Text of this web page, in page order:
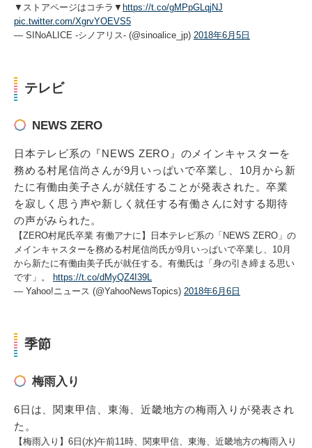
▼ストアページはコチラ▼ https://t.co/gMPpGLqjNJ
pic.twitter.com/XgrvYOEVS5
— SINoALICE -シノアリス- (@sinoalice_jp) 2018年6月5日
テレビ
NEWS ZERO
日本テレビ系の『NEWS ZERO』のメインキャスターを
務める村尾信尚さんが9月いっぱいで卒業し、10月から新
たに有働由美子さんが就任することが発表された。卒業
を寂しく思う声や新しく就任する有働さんに対する期待
の声がみられた。
【ZERO村尾氏卒業 有働アナに】日本テレビ系の「NEWS ZERO」の
メインキャスターを務める村尾信尚氏が9月いっぱいで卒業し、10月
から新たに有働由美子氏が就任する。有働氏は「身の引き締まる思い
です」。
https://t.co/dMyQZ4I39L
— Yahoo!ニュース (@YahooNewsTopics) 2018年6月6日
季節
梅雨入り
6日は、関東甲信、東海、近畿地方の梅雨入りが発表され
た。
【梅雨入り】6日(水)午前11時、関東甲信、東海、近畿地方の梅雨入り